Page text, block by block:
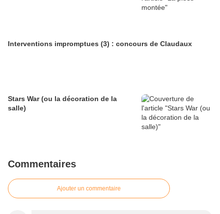
Interventions impromptues (3) : concours de Claudaux
Stars War (ou la décoration de la
salle)
Commentaires
Ajouter un commentaire